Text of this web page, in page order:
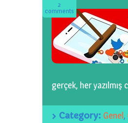
2
comments
gerçek, her
Category: Genel,